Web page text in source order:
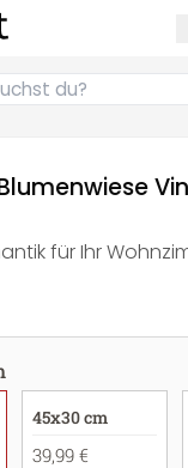
für Ihr
45x30 cm
39,99 €